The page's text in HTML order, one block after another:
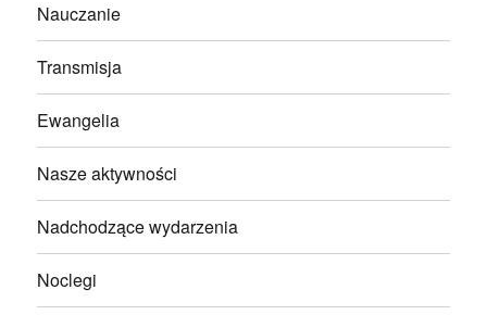
Nauczanie
Transmisja
Ewangelia
Nasze aktywności
Nadchodzące wydarzenia
Noclegi